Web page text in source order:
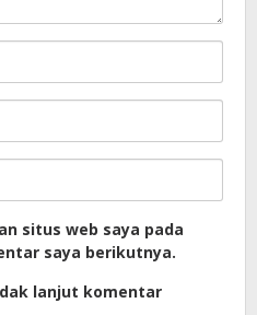
situs web saya pada
saya berikutnya.
lanjut komentar